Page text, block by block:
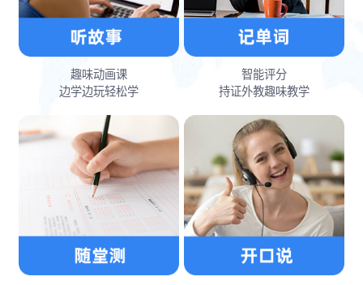
趣味动画课
边学边玩轻松学
智能评分
持证外教趣味教学